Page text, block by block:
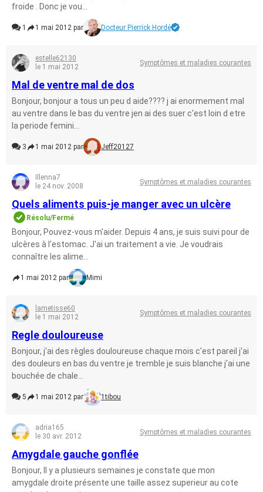
froide . Donc je vou...
1 1 mai 2012 par Docteur Pierrick Hordé
estelle62130
le 1 mai 2012
Symptômes et maladies courantes
Mal de ventre mal de dos
Bonjour, bonjour a tous un peu d aide???? j ai enormement mal
au ventre dans le bas du ventre jen ai des suer c'est loin d etre
la periode femini...
3 1 mai 2012 par Jeff20127
Illenna7
le 24 nov. 2008
Symptômes et maladies courantes
Quels aliments puis-je manger avec un ulcère
Résolu/Fermé
Bonjour, Pouvez-vous m'aider. Depuis 4 ans, je suis suivi pour de
ulcères à l'estomac. J'ai un traitement a vie. Je voudrais
connaître les alime...
1 mai 2012 par Mimi
lametisse60
le 1 mai 2012
Symptômes et maladies courantes
Regle douloureuse
Bonjour, j'ai des règles douloureuse chaque mois c'est pareil j'ai
des douleurs en bas du ventre je tremble je suis blanche j'ai une
bouchée de chale...
5 1 mai 2012 par 1tibou
adria165
le 30 avr. 2012
Symptômes et maladies courantes
Amygdale gauche gonflée
Bonjour, Il y a plusieurs semaines je constate que mon
amygdale droite présente une taille assez superieur au cote